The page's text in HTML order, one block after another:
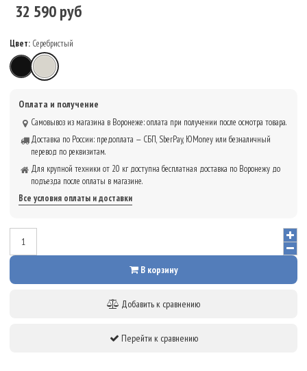
32 590 руб
Цвет: Серебристый
ЧёрныйСеребристый
Оплата и получение
Самовывоз из магазина в Воронеже: оплата при получении после осмотра товара.
Доставка по России: предоплата — СБП, SberPay, ЮMoney или безналичный
перевод по реквизитам.
Для крупной техники от 20 кг доступна бесплатная доставка по Воронежу до
подъезда после оплаты в магазине.
Все условия оплаты и доставки
В корзину
Добавить к сравнению
Перейти к сравнению